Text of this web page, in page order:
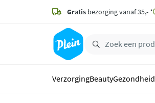
zoeken
hoofdinhoud
Gratis bezorging vanaf 35,- *
VerzorgingBeautyGezondheid